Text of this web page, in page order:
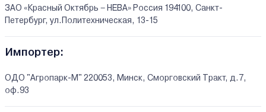
ЗАО «Красный Октябрь – НЕВА» Россия 194100, Санкт-
Петербург, ул.Политехническая, 13-15
Импортер:
ОДО "Агропарк-М" 220053, Минск, Сморговский Тракт, д.7,
оф.93